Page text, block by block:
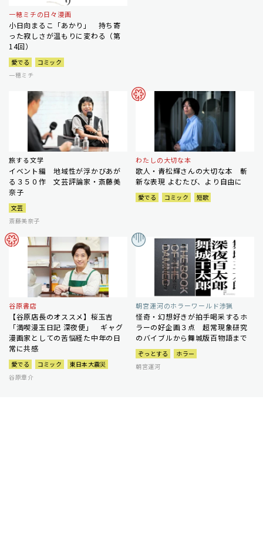
一穂ミチの日々漫画
小日向まるこ「あかり」 持ち寄
った寂しさが温もりに変わる（第
14回）
愛でる
コミック
一穂ミチ
旅する文学
イベント編 地域性が浮かびあが
る３５０作 文芸評論家・斎藤美
奈子
文芸
斎藤美奈子
わたしの大切な本
歌人・青松輝さんの大切な本 斬
新な表現 よむたび、より自由に
愛でる コミック 短歌
谷原書店
【谷原店長のオススメ】桜玉吉
「満喫漫玉日記 深夜便」 ギャグ
漫画家としての苦悩経た中年の日
常に共感
愛でる コミック
東日本大震災
谷原章介
朝宮運河のホラーワールド渉猟
怪奇・幻想好きが拍手喝采するホ
ラーの好企画３点 超常現象研究
のバイブルから舞城版百物語まで
ぞっとする
ホラー
朝宮運河